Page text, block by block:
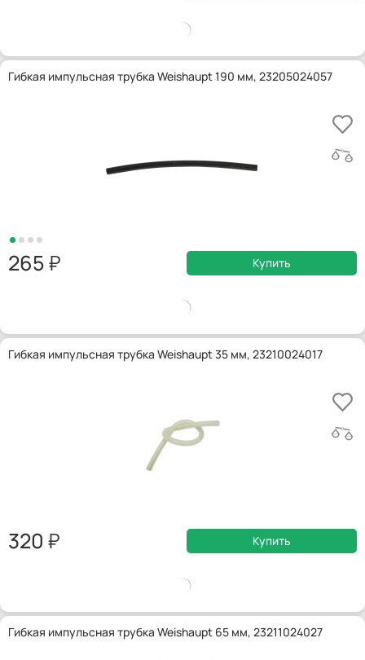
Гибкая импульсная трубка Weishaupt 190 мм, 23205024057
265 Купить
Гибкая импульсная трубка Weishaupt 35 мм, 23210024017
320 Купить
Гибкая импульсная трубка Weishaupt 65 мм, 23211024027